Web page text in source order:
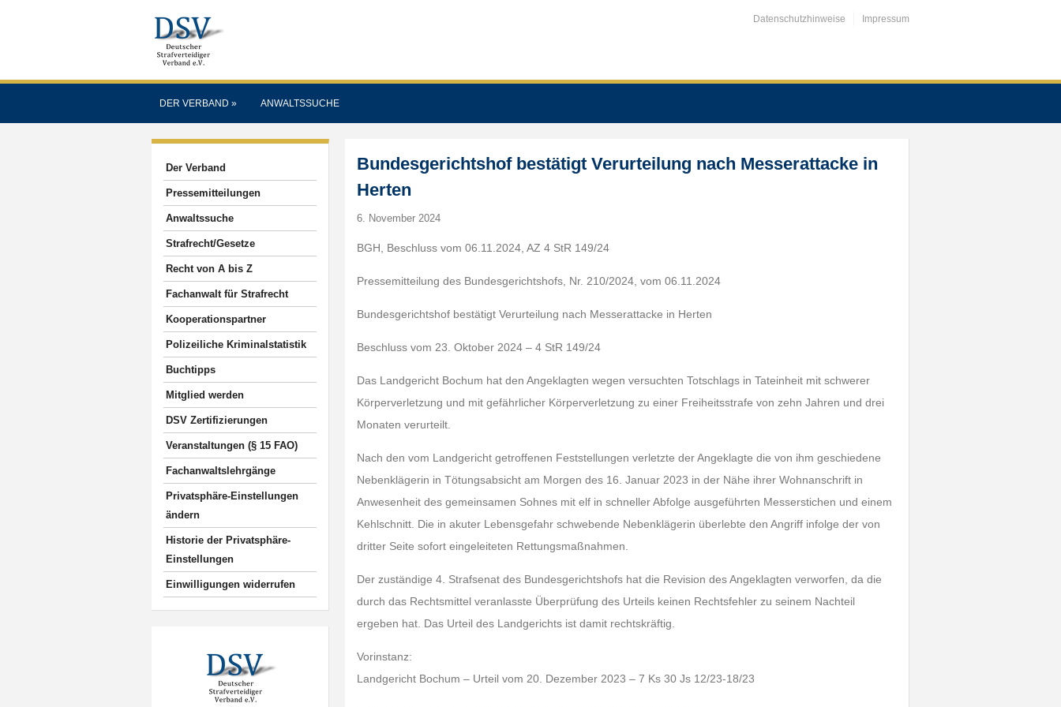
Datenschutzhinweise Impressum
DER VERBAND » ANWALTSSUCHE
Der Verband
Pressemitteilungen
Anwaltssuche
Strafrecht/Gesetze
Recht von A bis Z
Fachanwalt für Strafrecht
Kooperationspartner
Polizeiliche Kriminalstatistik
Buchtipps
Mitglied werden
DSV Zertifizierungen
Veranstaltungen (§ 15 FAO)
Fachanwaltslehrgänge
Privatsphäre-Einstellungen
ändern
Historie der Privatsphäre-
Einstellungen
Einwilligungen widerrufen
Bundesgerichtshof bestätigt Verurteilung nach Messerattacke in
Herten
6. November 2024
BGH, Beschluss vom 06.11.2024, AZ 4 StR 149/24
Pressemitteilung des Bundesgerichtshofs, Nr. 210/2024, vom 06.11.2024
Bundesgerichtshof bestätigt Verurteilung nach Messerattacke in Herten
Beschluss vom 23. Oktober 2024 – 4 StR 149/24
Das Landgericht Bochum hat den Angeklagten wegen versuchten Totschlags in Tateinheit mit schwerer
Körperverletzung und mit gefährlicher Körperverletzung zu einer Freiheitsstrafe von zehn Jahren und drei
Monaten verurteilt.
Nach den vom Landgericht getroffenen Feststellungen verletzte der Angeklagte die von ihm geschiedene
Nebenklägerin in Tötungsabsicht am Morgen des 16. Januar 2023 in der Nähe ihrer Wohnanschrift in
Anwesenheit des gemeinsamen Sohnes mit elf in schneller Abfolge ausgeführten Messerstichen und einem
Kehlschnitt. Die in akuter Lebensgefahr schwebende Nebenklägerin überlebte den Angriff infolge der von
dritter Seite sofort eingeleiteten Rettungsmaßnahmen.
Der zuständige 4. Strafsenat des Bundesgerichtshofs hat die Revision des Angeklagten verworfen, da die
durch das Rechtsmittel veranlasste Überprüfung des Urteils keinen Rechtsfehler zu seinem Nachteil
ergeben hat. Das Urteil des Landgerichts ist damit rechtskräftig.
Vorinstanz:
Landgericht Bochum – Urteil vom 20. Dezember 2023 – 7 Ks 30 Js 12/23-18/23